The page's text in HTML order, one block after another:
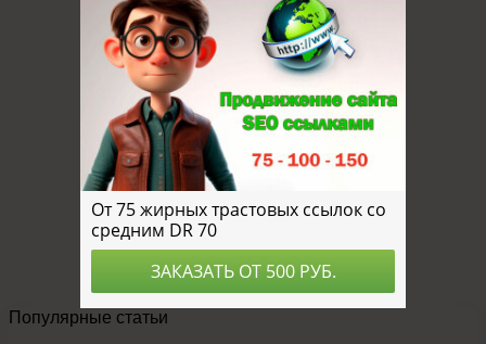
Популярные статьи